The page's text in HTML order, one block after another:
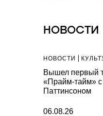
НОВОСТИ
НОВОСТИ
Вышел первый
«Прайм-тайм»
Паттинсоном
06.08.26